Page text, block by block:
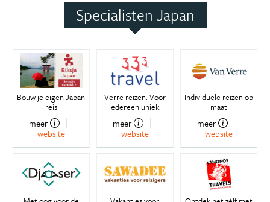
Specialisten Japan
Bouw je eigen Japan
reis
meer
website
Verre reizen. Voor
iedereen uniek.
meer
website
Individuele reizen op
maat
meer
website